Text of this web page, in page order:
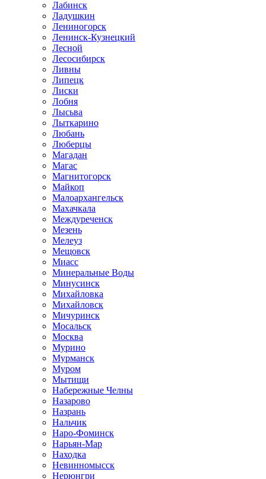
Лабинск
Ладушкин
Лениногорск
Ленинск-Кузнецкий
Лесной
Лесосибирск
Ливны
Липецк
Лиски
Лобня
Лысьва
Лыткарино
Любань
Люберцы
Магадан
Магас
Магнитогорск
Майкоп
Малоархангельск
Махачкала
Междуреченск
Мезень
Мелеуз
Мещовск
Миасс
Минеральные Воды
Минусинск
Михайловка
Михайловск
Мичуринск
Мосальск
Москва
Мурино
Мурманск
Муром
Мытищи
Набережные Челны
Назарово
Назрань
Нальчик
Наро-Фоминск
Нарьян-Мар
Находка
Невинномысск
Нерюнгри